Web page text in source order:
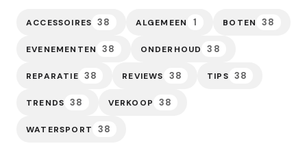
ACCESSOIRES 38 ALGEMEEN 1 BOTEN 38
EVENEMENTEN 38 ONDERHOUD 38
REPARATIE 38 REVIEWS 38 TIPS 38
TRENDS 38 VERKOOP 38
WATERSPORT 38